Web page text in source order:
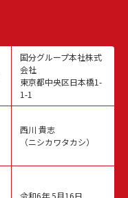
国分グループ本社株式
会社
東京都中央区日本橋1-
1-1
西川 貴志
（ニシカワタカシ）